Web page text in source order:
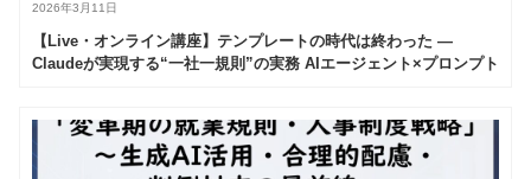
2026年3月11日
【Live・オンライン講座】テンプレートの時代は終わった —
Claudeが実現する“一社一規則”の実務 AIエージェント×プロンプト